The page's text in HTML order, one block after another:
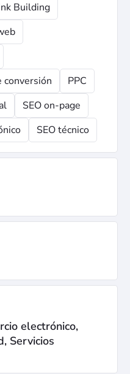
Building
conversión
PPC
SEO on-page
SEO técnico
electrónico,
Servicios